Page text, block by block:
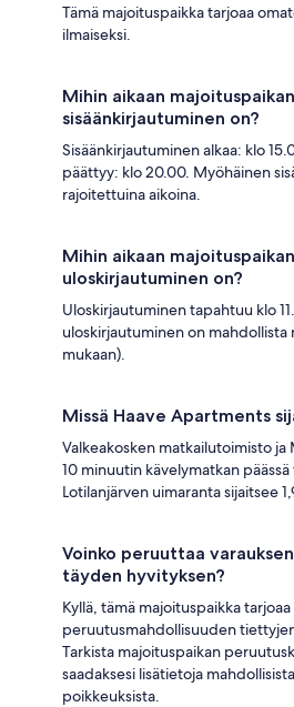
Tämä majoituspaikka tarjoaa
ilmaiseksi.
Mihin aikaan
sisäänkirjautuminen on?
Sisäänkirjautuminen alkaa: klo
päättyy: klo 20.00. Myöhäinen
rajoitettuina aikoina.
Mihin aikaan
uloskirjautuminen on?
Uloskirjautuminen tapahtuu klo
uloskirjautuminen on mahdollista
mukaan).
Missä Haave Apartments
Valkeakosken matkailutoimisto ja
10 minuutin kävelymatkan
Lotilanjärven uimaranta sijaitsee
Voinko peruuttaa
täyden hyvityksen?
Kyllä, tämä majoituspaikka
peruutusmahdollisuuden
Tarkista majoituspaikan
saadaksesi lisätietoja
poikkeuksista.